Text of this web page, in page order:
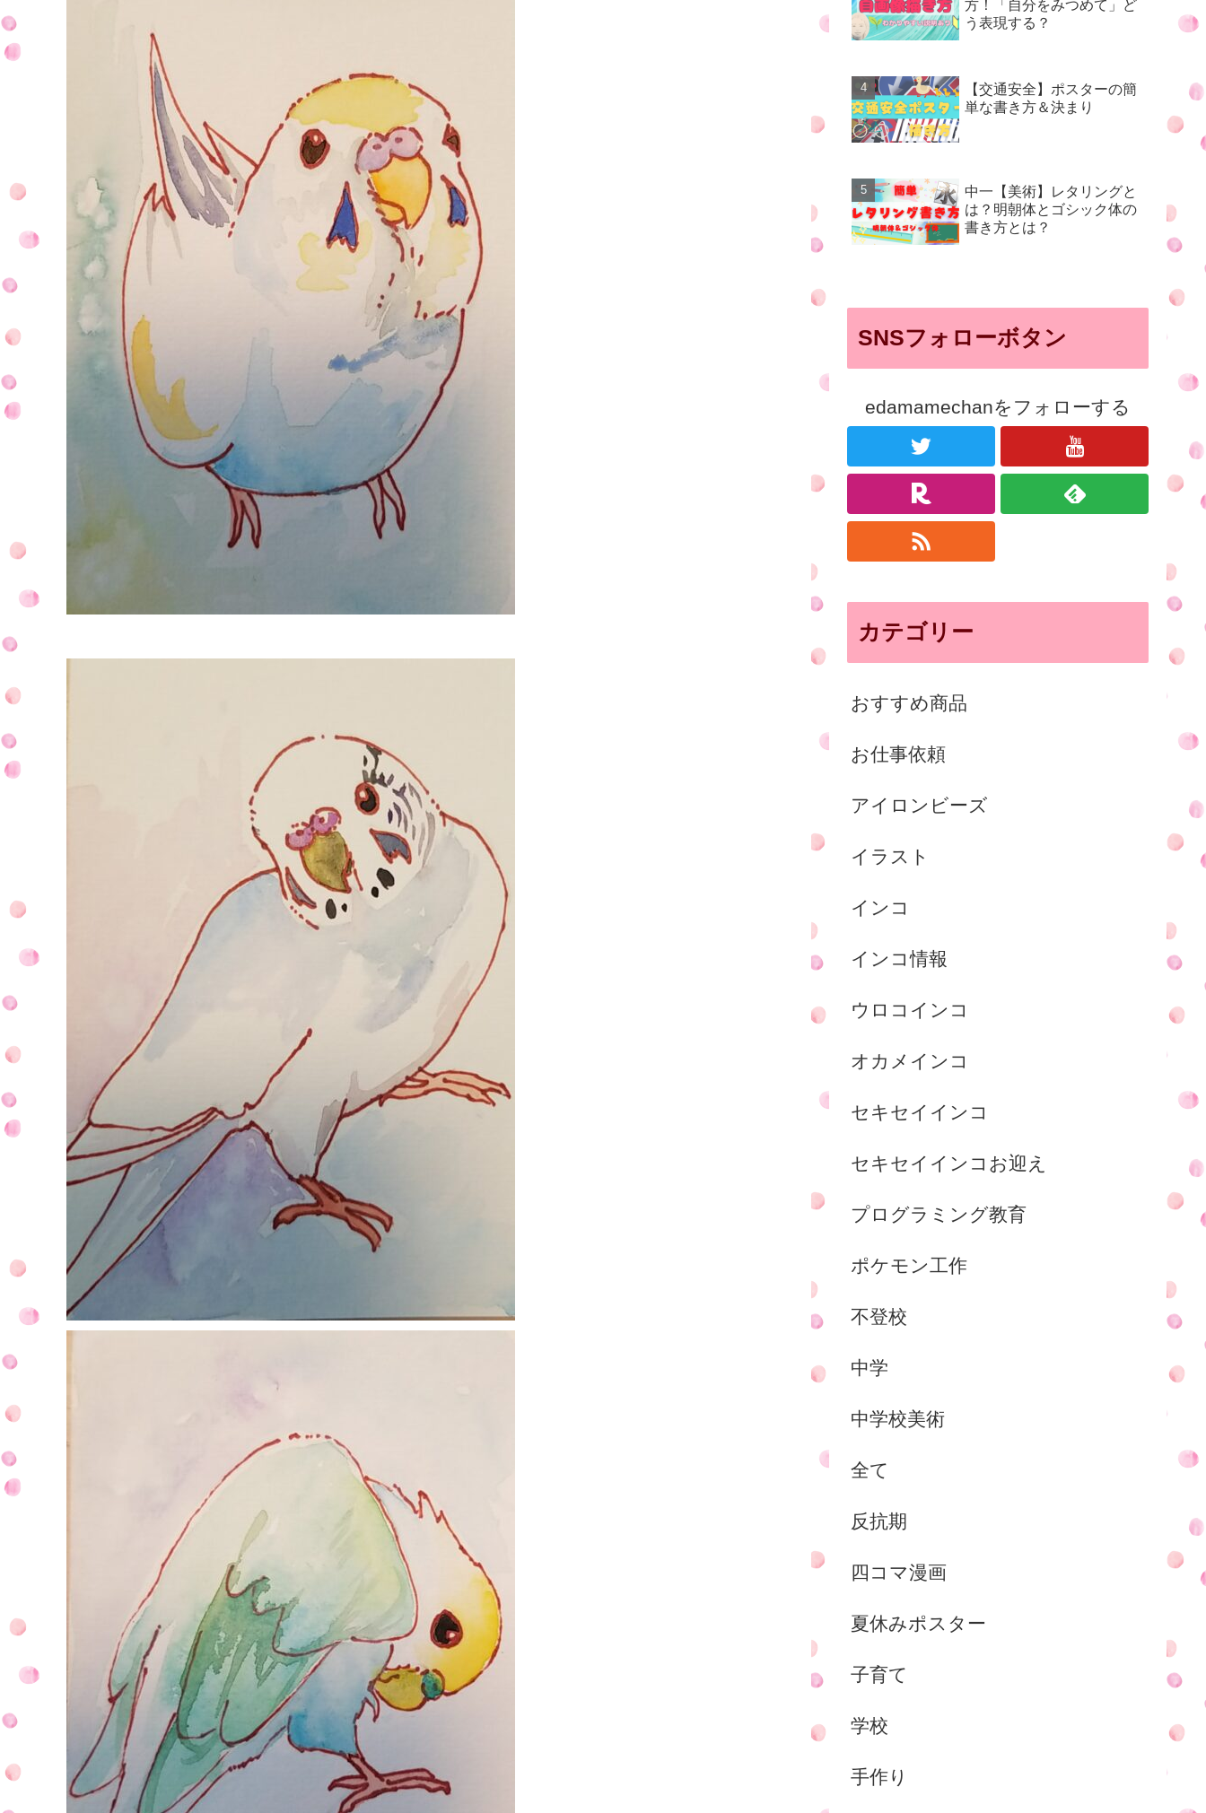
方！「自分をみつめて」ど
う表現する？
【交通安全】ポスターの簡
単な書き方＆決まり
中一【美術】レタリングと
は？明朝体とゴシック体の
書き方とは？
SNSフォローボタン
edamamechanをフォローする
カテゴリー
おすすめ商品
お仕事依頼
アイロンビーズ
イラスト
インコ
インコ情報
ウロコインコ
オカメインコ
セキセイインコ
セキセイインコお迎え
プログラミング教育
ポケモン工作
不登校
中学
中学校美術
全て
反抗期
四コマ漫画
夏休みポスター
子育て
学校
手作り